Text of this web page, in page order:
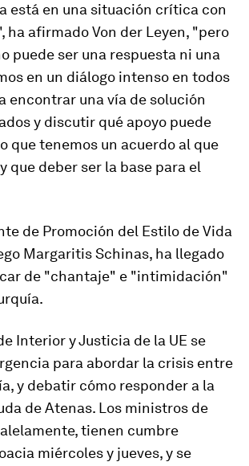
está en una situación crítica con
ha afirmado Von der Leyen, "pero
puede ser una respuesta ni una
en un diálogo intenso en todos
encontrar una vía de solución
y discutir qué apoyo puede
que tenemos un acuerdo al que
que deber ser la base para el
de Promoción del Estilo de Vida
Margaritis Schinas, ha llegado
de "chantaje" e "intimidación"
Interior y Justicia de la UE se
para abordar la crisis entre
y debatir cómo responder a la
de Atenas. Los ministros de
tienen cumbre
miércoles y jueves, y se